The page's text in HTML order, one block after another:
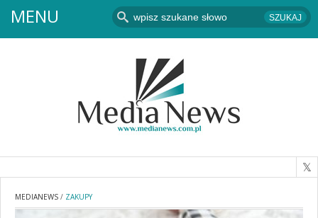
MENU
MEDIANEWS / ZAKUPY